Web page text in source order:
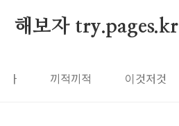
해보자 try.pages.kr
자 끼적끼적 이것저것